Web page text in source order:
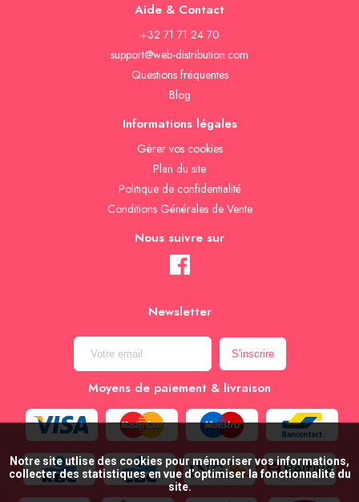
Aide & Contact
+32 71 71 24 70
support@web-distribution.com
Questions fréquentes
Blog
Informations légales
Gèrer vos cookies
Plan du site
Politique de confidentialité
Conditions Générales de Vente
Nous suivre sur
Newsletter
Moyens de paiement & livraison
Notre site utlise des cookies pour mémoriser vos informations,
collecter des statistiques en vue d’optimiser la fonctionnalité du
site.